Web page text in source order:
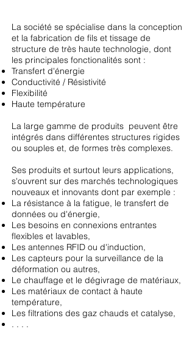
La société se spécialise dans la conception
et la fabrication de fils et tissage de
structure de très haute technologie, dont
les principales fonctionalités sont :
Transfert d'énergie
Conductivité / Résistivité
Flexibilité
Haute température
La large gamme de produits peuvent être
intégrés dans différentes structures rigides
ou souples et, de formes très complexes.
Ses produits et surtout leurs applications,
s'ouvrent sur des marchés technologiques
nouveaux et innovants dont par exemple :
La résistance à la fatigue, le transfert de
données ou d'énergie,
Les besoins en connexions entrantes
flexibles et lavables,
Les antennes RFID ou d'induction,
Les capteurs pour la surveillance de la
déformation ou autres,
Le chauffage et le dégivrage de matériaux,
Les matériaux de contact à haute
température,
Les filtrations des gaz chauds et catalyse,
. . . .